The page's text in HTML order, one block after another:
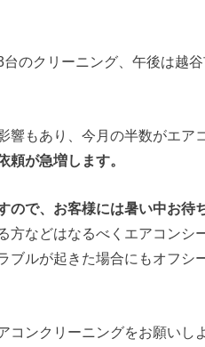
のクリーニング、午後は越
響もあり、今月の半数がエア
が急増します。
で、お客様には暑い中お待
方などはなるべくエアコンシ
ブルが起きた場合にもオフシ
コンクリーニングをお願いし